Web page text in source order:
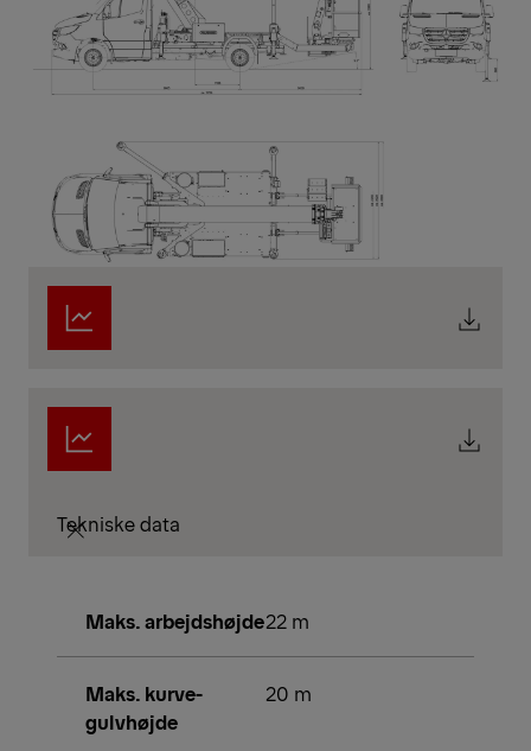
Tekniske data
Maks. arbejdshøjde22 m
Maks. kurve-
gulvhøjde
20 m